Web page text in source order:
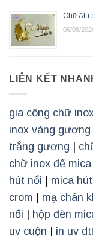
Chữ Alu
06/08/
LIÊN KẾT
gia công chữ
inox vàng gương
trắng gương
chữ inox đế mica
hút nổi
mica
crom
mạ chân
nổi
hộp đèn
uv cuộn
in uv